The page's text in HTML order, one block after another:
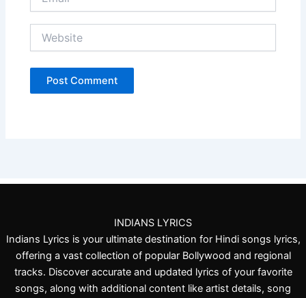
INDIANS LYRICS
Indians Lyrics is your ultimate destination for Hindi songs lyrics,
offering a vast collection of popular Bollywood and regional
tracks. Discover accurate and updated lyrics of your favorite
songs, along with additional content like artist details, song